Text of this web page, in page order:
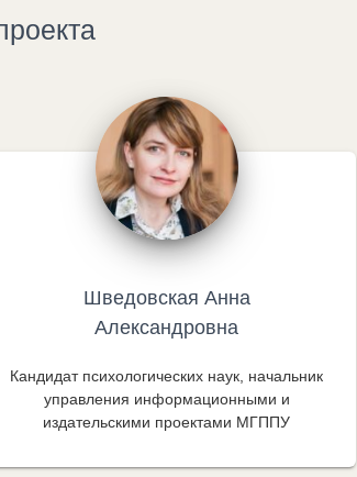
Шведовская Анна
Александровна
Кандидат психологических наук, начальник
управления информационными и
издательскими проектами МГППУ